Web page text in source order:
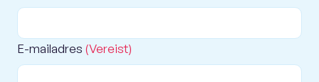
E-mailadres (Vereist)